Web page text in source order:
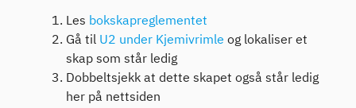
Les bokskapreglementet
Gå til U2 under Kjemivrimle og lokaliser et
skap som står ledig
Dobbeltsjekk at dette skapet også står ledig
her på nettsiden